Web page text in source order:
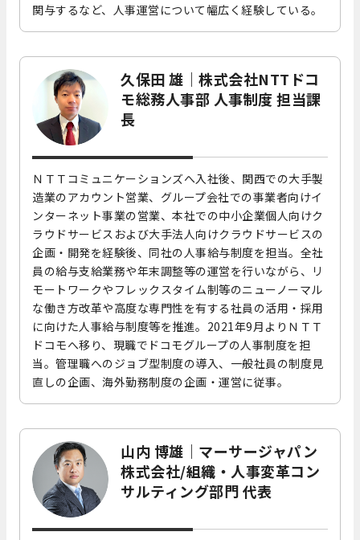
関与するなど、人事運営について幅広く経験している。
久保田 雄｜株式会社NTTドコ
モ総務人事部 人事制度 担当課
長
ＮＴＴコミュニケーションズへ入社後、関西での大手製
造業のアカウント営業、グループ会社での事業者向けイ
ンターネット事業の営業、本社での中小企業個人向けク
ラウドサービスおよび大手法人向けクラウドサービスの
企画・開発を経験後、同社の人事給与制度を担当。全社
員の給与支給業務や年末調整等の運営を行いながら、リ
モートワークやフレックスタイム制等のニューノーマル
な働き方改革や高度な専門性を有する社員の活用・採用
に向けた人事給与制度等を推進。2021年9月よりＮＴＴ
ドコモへ移り、現職でドコモグループの人事制度を担
当。管理職へのジョブ型制度の導入、一般社員の制度見
直しの企画、海外勤務制度の企画・運営に従事。
山内 博雄 ｜マーサージャパン
株式会社/組織・人事変革コン
サルティング部門 代表